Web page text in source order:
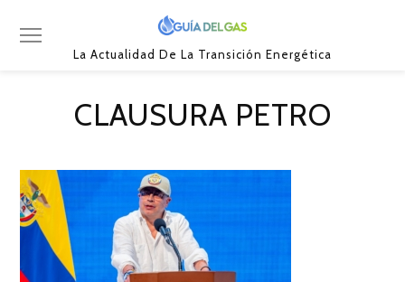
La Actualidad De La Transición Energética
CLAUSURA PETRO